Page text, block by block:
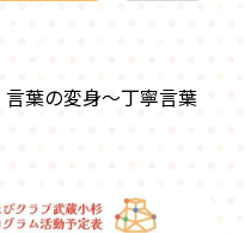
葉の変身～丁寧言葉